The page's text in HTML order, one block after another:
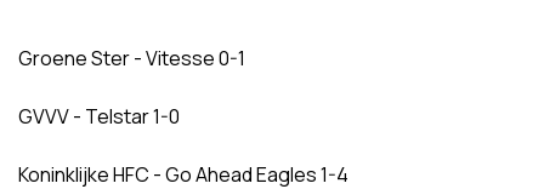
Groene Ster - Vitesse 0-1
GVVV - Telstar 1-0
Koninklijke HFC - Go Ahead Eagles 1-4